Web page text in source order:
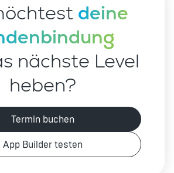
deine
nächste Level
heben?
Termin buchen
App Builder testen